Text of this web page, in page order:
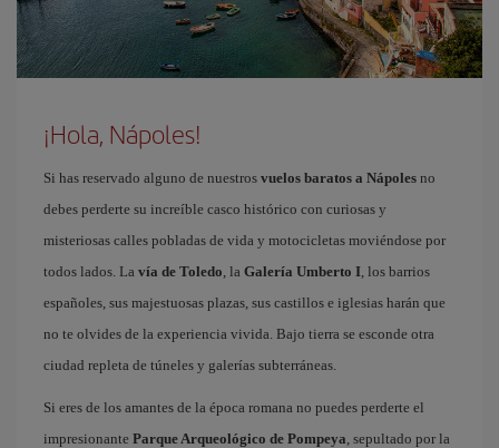
¡Hola, Nápoles!
Si has reservado alguno de nuestros vuelos baratos a Nápoles no
debes perderte su increíble casco histórico con curiosas y
misteriosas calles pobladas de vida y motocicletas moviéndose por
todos lados. La vía de Toledo, la Galería Umberto I, los barrios
españoles, sus majestuosas plazas, sus castillos e iglesias harán que
no te olvides de la experiencia vivida. Bajo tierra se esconde otra
ciudad repleta de túneles y galerías subterráneas.
Si eres de los amantes de la época romana no puedes perderte el
impresionante Parque Arqueológico de Pompeya, sepultado por la